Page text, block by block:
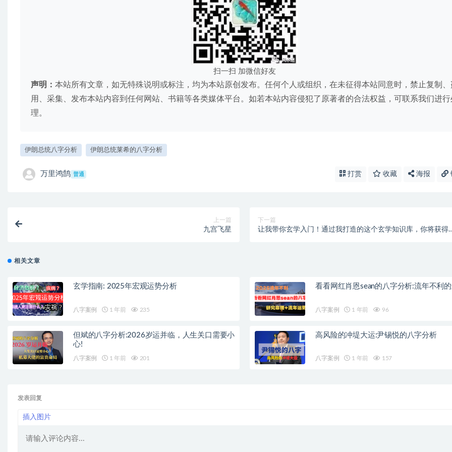
扫一扫 加微信好友
声明： 本站所有文章，如无特殊说明或标注，均为本站原创发布。任何个人或组织，在未征得本站同意时，禁止复制、
用、采集、发布本站内容到任何网站、书籍等各类媒体平台。如若本站内容侵犯了原著者的合法权益，可联系我们进行
理。
伊朗总统八字分析 伊朗总统莱希的八字分析
万里鸿鹄 普通 打赏 收藏 海报
上一篇
九宫飞星
下一篇
让我带你玄学入门！通过我打造的这个玄学知识库，你将获得
相关文章
玄学指南: 2025年宏观运势分析
八字案例 1 年前 235
看看网红肖恩sean的八字分析:流年不利
八字案例 1 年前 96
但斌的八字分析:2026岁运并临，人生关口需要小
心!
八字案例 1 年前 201
高风险的冲堤大运:尹锡悦的八字分析
八字案例 1 年前 157
发表回复
插入图片